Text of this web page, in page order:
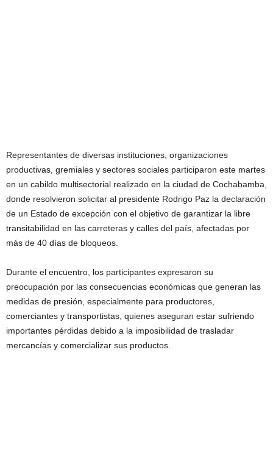
Representantes de diversas instituciones, organizaciones
productivas, gremiales y sectores sociales participaron este martes
en un cabildo multisectorial realizado en la ciudad de Cochabamba,
donde resolvieron solicitar al presidente Rodrigo Paz la declaración
de un Estado de excepción con el objetivo de garantizar la libre
transitabilidad en las carreteras y calles del país, afectadas por
más de 40 días de bloqueos.
Durante el encuentro, los participantes expresaron su
preocupación por las consecuencias económicas que generan las
medidas de presión, especialmente para productores,
comerciantes y transportistas, quienes aseguran estar sufriendo
importantes pérdidas debido a la imposibilidad de trasladar
mercancías y comercializar sus productos.